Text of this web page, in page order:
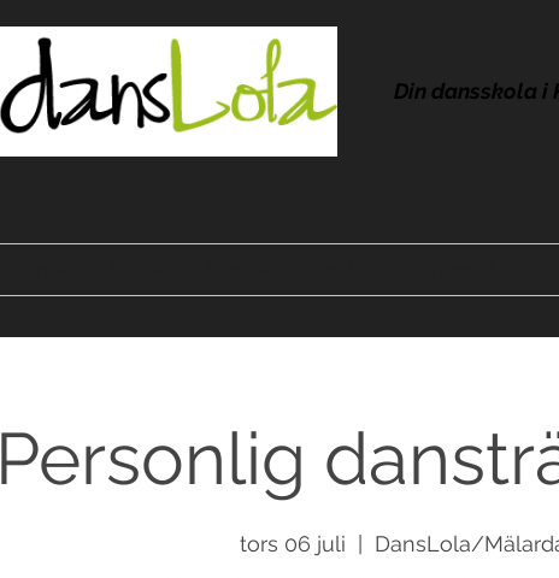
Din dansskola i
Personlig
tors 06 juli DansLola/